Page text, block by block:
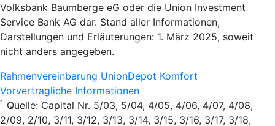
Volksbank Baumberge eG oder die Union Investment
Service Bank AG dar. Stand aller Informationen,
Darstellungen und Erläuterungen: 1. März 2025, soweit
nicht anders angegeben.
Rahmenvereinbarung UnionDepot Komfort
Vorvertragliche Informationen
1 Quelle: Capital Nr. 5/03, 5/04, 4/05, 4/06, 4/07, 4/08,
2/09, 2/10, 3/11, 3/12, 3/13, 3/14, 3/15, 3/16, 3/17, 3/18,